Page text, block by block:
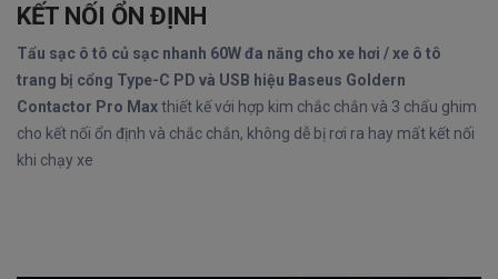
KẾT NỐI ỔN ĐỊNH
Tẩu sạc ô tô củ sạc nhanh 60W đa năng cho xe hơi / xe ô tô
trang bị cổng Type-C PD và USB hiệu Baseus Goldern
Contactor Pro Maxthiết kế với hợp kim chắc chắn và 3 chấu ghim
cho kết nối ổn định và chắc chắn, không dễ bị rơi ra hay mất kết nối
khi chạy xe